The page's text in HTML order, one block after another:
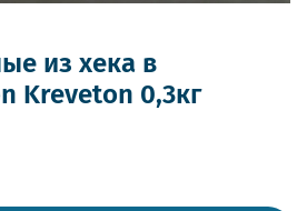
из хека в
Kreveton 0,3кг